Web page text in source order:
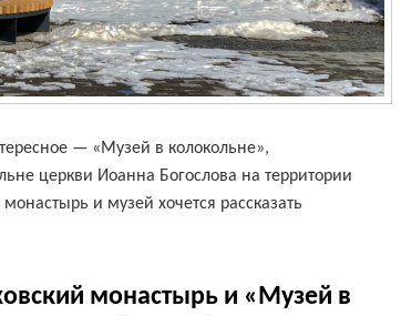
— «Музей в колокольне»,
церкви Иоанна Богослова на территории
и музей хочется рассказать
монастырь и «Музей в